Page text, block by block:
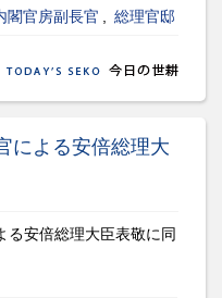
閣官房副長官 総理官邸
による安倍総理大